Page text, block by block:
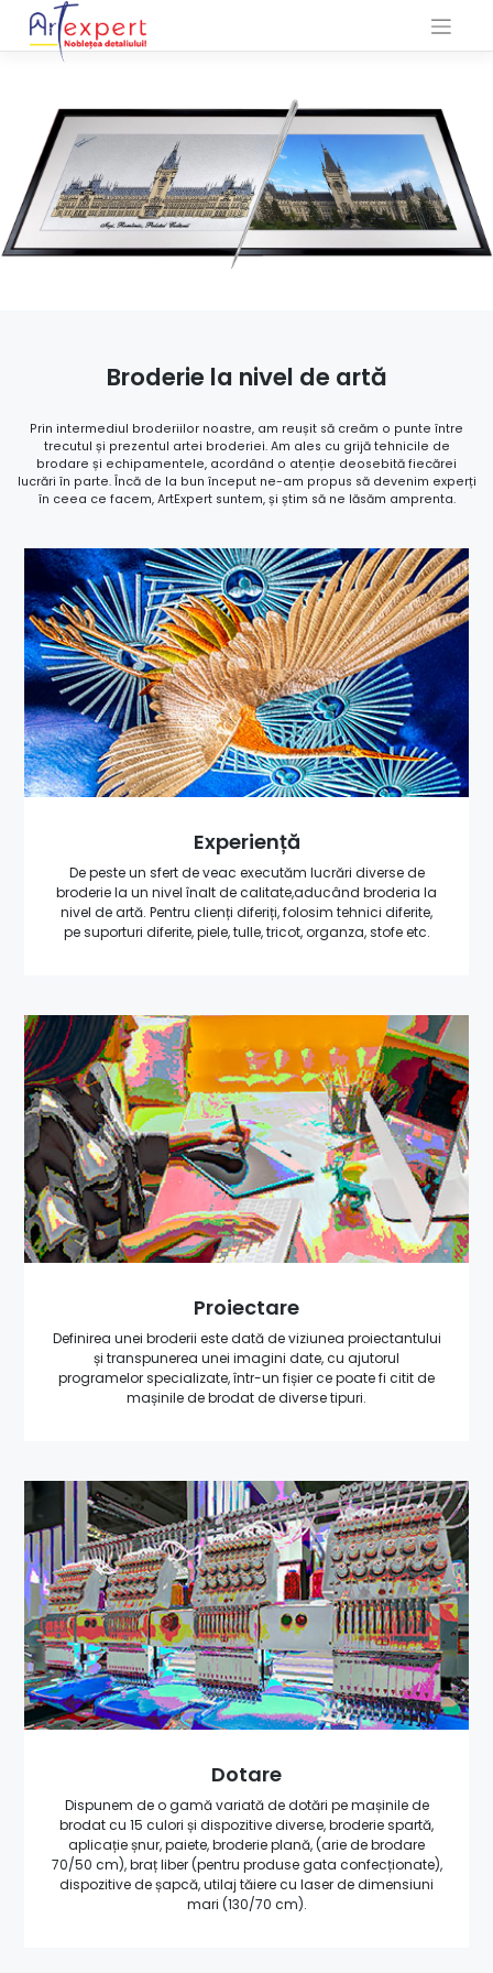
Broderie la nivel de artă
Prin intermediul broderiilor noastre, am reușit să creăm o punte între
trecutul și prezentul artei broderiei. Am ales cu grijă tehnicile de
brodare și echipamentele, acordând o atenție deosebită fiecărei
lucrări în parte. Încă de la bun început ne-am propus să devenim experți
în ceea ce facem, ArtExpert suntem, și știm să ne lăsăm amprenta.
Experiență
De peste un sfert de veac executăm lucrări diverse de
broderie la un nivel înalt de calitate,aducând broderia la
nivel de artă. Pentru clienți diferiți, folosim tehnici diferite,
pe suporturi diferite, piele, tulle, tricot, organza, stofe etc.
Proiectare
Definirea unei broderii este dată de viziunea proiectantului
și transpunerea unei imagini date, cu ajutorul
programelor specializate, într-un fișier ce poate fi citit de
mașinile de brodat de diverse tipuri.
Dotare
Dispunem de o gamă variată de dotări pe mașinile de
brodat cu 15 culori și dispozitive diverse, broderie spartă,
aplicație șnur, paiete, broderie plană, (arie de brodare
70/50 cm), braț liber (pentru produse gata confecționate),
dispozitive de șapcă, utilaj tăiere cu laser de dimensiuni
mari (130/70 cm).